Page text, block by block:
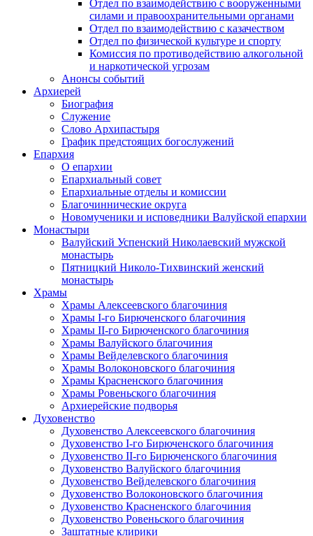
Отдел по взаимодействию с вооруженными
силами и правоохранительными органами
Отдел по взаимодействию с казачеством
Отдел по физической культуре и спорту
Комиссия по противодействию алкогольной
и наркотической угрозам
Анонсы событий
Архиерей
Биография
Служение
Слово Архипастыря
График предстоящих богослужений
Епархия
О епархии
Епархиальный совет
Епархиальные отделы и комиссии
Благочиннические округа
Новомученики и исповедники Валуйской епархии
Монастыри
Валуйский Успенский Николаевский мужской
монастырь
Пятницкий Николо-Тихвинский женский
монастырь
Храмы
Храмы Алексеевского благочиния
Храмы I-го Бирюченского благочиния
Храмы II-го Бирюченского благочиния
Храмы Валуйского благочиния
Храмы Вейделевского благочиния
Храмы Волоконовского благочиния
Храмы Красненского благочиния
Храмы Ровеньского благочиния
Архиерейские подворья
Духовенство
Духовенство Алексеевского благочиния
Духовенство I-го Бирюченского благочиния
Духовенство II-го Бирюченского благочиния
Духовенство Валуйского благочиния
Духовенство Вейделевского благочиния
Духовенство Волоконовского благочиния
Духовенство Красненского благочиния
Духовенство Ровеньского благочиния
Заштатные клирики